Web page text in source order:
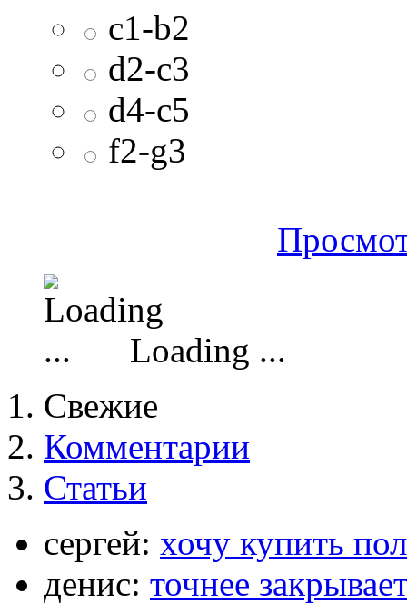
c1-b2
d2-c3
d4-c5
f2-g3
Loading ...
Свежие
Комментарии
Статьи
сергей: хочу купить
денис: точнее